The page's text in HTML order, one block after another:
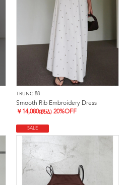
TRUNC 88
Smooth Rib Embroidery Dress
￥ 14,080(税込) 20%OFF
SALE